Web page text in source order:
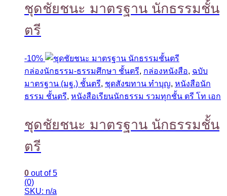
ชุดชัยชนะ มาตรฐาน นักธรรมชั้น
ตรี
-10%
กล่องนักธรรม-ธรรมศึกษา ชั้นตรี, กล่องหนังสือ, ฉบับ
มาตรฐาน (มฐ.) ชั้นตรี, ชุดสังฆทาน ทำบุญ, หนังสือนัก
ธรรม ชั้นตรี, หนังสือเรียนนักธรรม รวมทุกชั้น ตรี โท เอก
ชุดชัยชนะ มาตรฐาน นักธรรมชั้น
ตรี
0 out of 5
(0)
SKU: n/a